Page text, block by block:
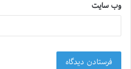
وب‌ سایت